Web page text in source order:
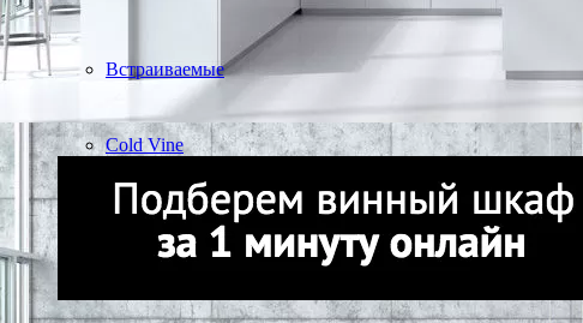
Встраиваемые
Cold Vine